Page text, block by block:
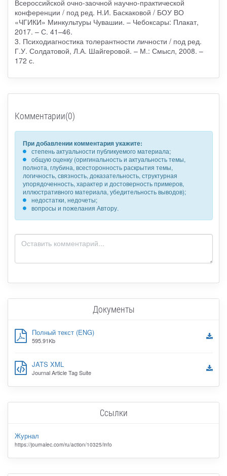
Всероссийской очно-заочной научно-практической
конференции / под ред. Н.И. Баскаковой / БОУ ВО
«ЧГИКИ» Минкультуры Чувашии. – Чебоксары: Плакат,
2017. – С. 41–46.
3. Психодиагностика толерантности личности / под ред.
Г.У. Солдатовой, Л.А. Шайгеровой. – М.: Смысл, 2008. –
172 с.
Комментарии(0)
При добавлении комментария укажите:
степень актуальности публикуемого материала;
общую оценку (оригинальность и актуальность темы,
полнота, глубина, всесторонность раскрытия темы,
логичность, связность, доказательность, структурная
упорядоченность, характер и достоверность примеров,
иллюстративного материала, убедительность выводов);
недостатки, недочеты;
вопросы и пожелания Автору.
Документы
Полный текст (ENG)
595.91Kb
JATS XML
Journal Article Tag Suite
Ссылки
Журнал
https://journalec.com/ru/action/10325/info